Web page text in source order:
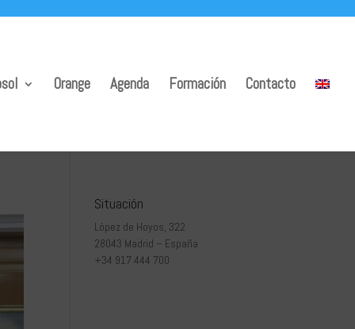
Orange Agenda Formación Contacto
Situación
López de Hoyos, 322
28043 Madrid – España
+34 917 444 700